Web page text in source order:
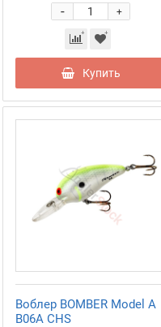
+
-
Купить
Воблер BOMBER Model A
B06A CHS